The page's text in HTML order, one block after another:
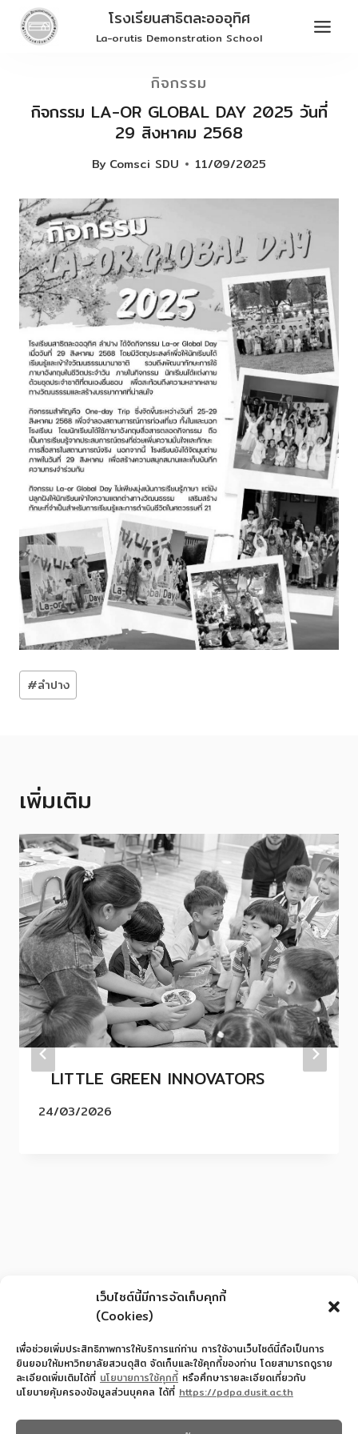
เว็บไซต์นี้มีการจัดเก็บคุกกี้
(Cookies)
เพื่อช่วยเพิ่มประสิทธิภาพการให้บริการแก่ท่าน การใช้งานเว็บไซต์นี้ถือเป็นการ
ยินยอมให้มหาวิทยาลัยสวนดุสิต จัดเก็บและใช้คุกกี้ของท่าน โดยสามารถดูราย
ละเอียดเพิ่มเติมได้ที่ นโยบายการใช้คุกกี้ หรือศึกษารายละเอียดเกี่ยวกับ
นโยบายคุ้มครองข้อมูลส่วนบุคคล ได้ที่ https://pdpa.dusit.ac.th
Skip
โรงเรียนสาธิตละอออุทิศ
La-orutis Demonstration School
กิจกรรม
กิจกรรม LA-OR GLOBAL DAY 2025 วันที่
29 สิงหาคม 2568
By Comsci SDU 11/09/2025
Post
Tags:
#ลำปาง
เพิ่มเติม
LITTLE GREEN INNOVATORS
24/03/2026